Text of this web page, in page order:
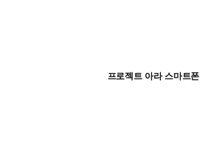
프로젝트 아라 스마트폰